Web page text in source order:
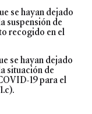
se hayan dejado
suspensión de
recogido en el
se hayan dejado
situación de
19 para el